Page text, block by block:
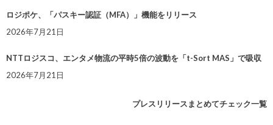
ロジポケ、「パスキー認証（MFA）」機能をリリース
2026年7月21日
NTTロジスコ、エンタメ物流の平時5倍の波動を「t-Sort MAS」で吸収
2026年7月21日
プレスリリースまとめてチェック一覧